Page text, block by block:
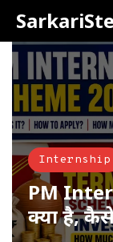
Internship
PM
क्या है,